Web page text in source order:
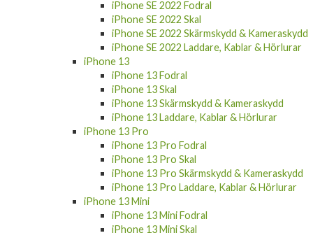
iPhone SE 2022 Skal
iPhone SE 2022 Skärmskydd & Kameraskydd
iPhone SE 2022 Laddare, Kablar & Hörlurar
iPhone 13
iPhone 13 Fodral
iPhone 13 Skal
iPhone 13 Skärmskydd & Kameraskydd
iPhone 13 Laddare, Kablar & Hörlurar
iPhone 13 Pro
iPhone 13 Pro Fodral
iPhone 13 Pro Skal
iPhone 13 Pro Skärmskydd & Kameraskydd
iPhone 13 Pro Laddare, Kablar & Hörlurar
iPhone 13 Mini
iPhone 13 Mini Fodral
iPhone 13 Mini Skal
iPhone 13 Mini Skärmskydd & Kameraskydd